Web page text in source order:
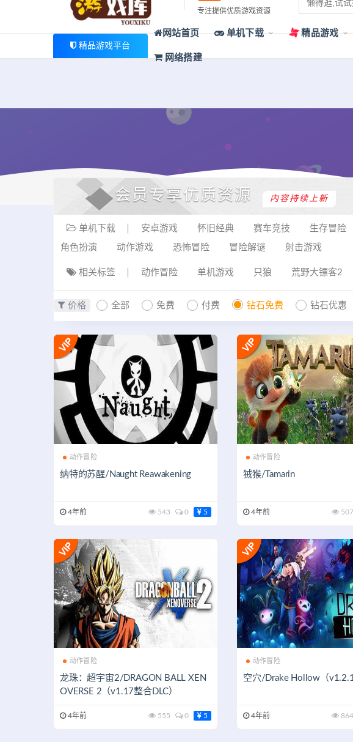
欢迎您光临游戏库，本站一家大型游戏资源整合站，为广大用户提供最新、最优质的
专注提供优质游戏资源
精品游戏平台
网站首页 单机下载 精品游戏
网络搭建
会员专享优质资源 内容持续上新
单机下载 安卓游戏 怀旧经典 赛车竞技 生存冒险
角色扮演 动作游戏 恐怖冒险 冒险解谜 射击游戏
相关标签 动作冒险 单机游戏 只狼 荒野大镖客2
价格 全部 免费 付费 钻石免费 钻石优惠
动作冒险
纳特的苏醒/Naught Reawakening
4年前 543 0 5
动作冒险
狨猴/Tamarin
4年前 507
动作冒险
龙珠：超宇宙2/DRAGON BALL XEN
OVERSE 2（v1.17整合DLC）
4年前 555 0 5
动作冒险
空穴/Drake Hollow（
4年前 864